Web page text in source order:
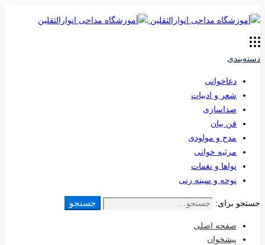
دسته‌بندی
دعاخوانی
شعر و ادبیات
صداسازی
فن بیان
مدح و مولودی
مرثیه خوانی
نواها و نغمات
نوحه و سینه زنی
جستجو برای: جستجو
صفحه اصلی
پیشخوان